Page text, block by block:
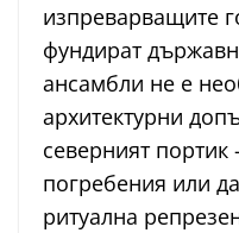
изпреварващите
фундират
ансамбли не е
архитектурни
северният
погребения или
ритуална